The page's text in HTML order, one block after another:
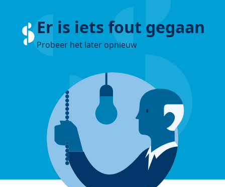
Er is iets fout gegaan
Probeer het later opnieuw